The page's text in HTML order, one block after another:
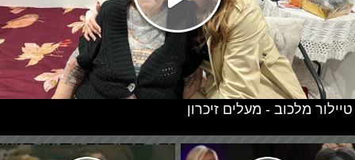
טיילור מלכוב - מעלים זיכרון